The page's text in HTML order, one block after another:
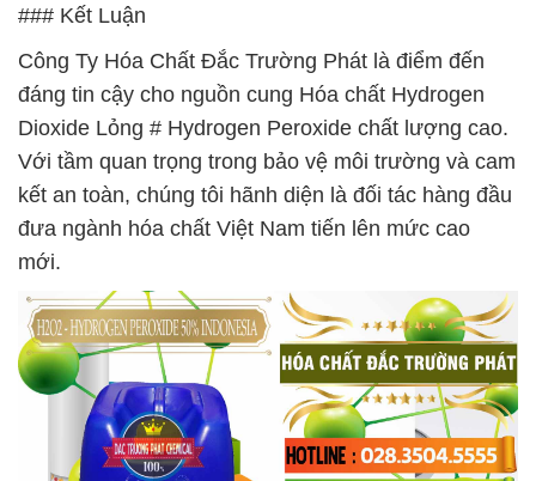
### Kết Luận
Công Ty Hóa Chất Đắc Trường Phát là điểm đến
đáng tin cậy cho nguồn cung Hóa chất Hydrogen
Dioxide Lỏng # Hydrogen Peroxide chất lượng cao.
Với tầm quan trọng trong bảo vệ môi trường và cam
kết an toàn, chúng tôi hãnh diện là đối tác hàng đầu
đưa ngành hóa chất Việt Nam tiến lên mức cao
mới.